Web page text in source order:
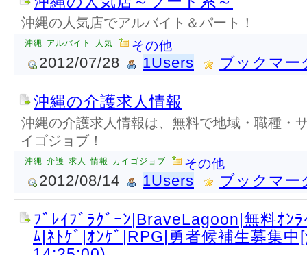
沖縄の人気店でアルバイト＆パート！
沖縄 アルバイト 人気 その他
2012/07/28 1Users ブックマー
沖縄の介護求人情報
沖縄の介護求人情報は、無料で地域・職種・
イゴジョブ！
沖縄 介護 求人 情報 カイゴジョブ その他
2012/08/14 1Users ブックマー
ﾌﾞﾚｲﾌﾞﾗｸﾞｰﾝ|BraveLagoon|無料ｵﾝ
ﾑ|ﾈﾄｹﾞ|ｵﾝｹﾞ|RPG|勇者候補生募集